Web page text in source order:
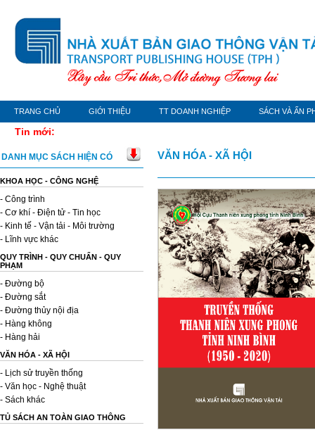
TRANG CHỦ GIỚI THIỆU TT DOANH NGHIỆP SÁCH VÀ ẤN
Tin mới:
DANH MỤC SÁCH HIỆN CÓ
KHOA HỌC - CÔNG NGHỆ
- Công trình
- Cơ khí - Điện tử - Tin học
- Kinh tế - Vận tải - Môi trường
- Lĩnh vực khác
QUY TRÌNH - QUY CHUẨN - QUY
PHẠM
- Đường bộ
- Đường sắt
- Đường thủy nội địa
- Hàng không
- Hàng hải
VĂN HÓA - XÃ HỘI
- Lịch sử truyền thống
- Văn học - Nghệ thuật
- Sách khác
TỦ SÁCH AN TOÀN GIAO THÔNG
VĂN HÓA - XÃ HỘI